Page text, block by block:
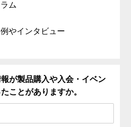
ム
やインタビュー
が製品購入や入会・イベン
ことがありますか。